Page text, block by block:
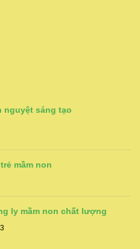
nguyệt sáng tạo
mầm non
ly mầm non chất lượng